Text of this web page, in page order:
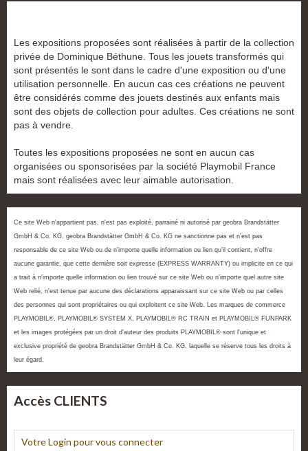
Les expositions proposées sont réalisées à partir de la collection
privée de Dominique Béthune. Tous les jouets transformés qui
sont présentés le sont dans le cadre d'une exposition ou d'une
utilisation personnelle. En aucun cas ces créations ne peuvent
être considérés comme des jouets destinés aux enfants mais
sont des objets de collection pour adultes. Ces créations ne sont
pas à vendre.
Toutes les expositions proposées ne sont en aucun cas
organisées ou sponsorisées par la société Playmobil France
mais sont réalisées avec leur aimable autorisation.
Ce site Web n'appartient pas, n'est pas exploité, parrainé ni autorisé par geobra Brandstätter
GmbH & Co. KG. geobra Brandstätter GmbH & Co. KG ne sanctionne pas et n'est pas
responsable de ce site Web ou de n'importe quelle information ou lien qu'il contient, n'offre
aucune garantie, que cette dernière soit expresse (EXPRESS WARRANTY) ou implicite en ce qui
a trait à n'importe quelle information ou lien trouvé sur ce site Web ou n'importe quel autre site
Web relié, n'est tenue par aucune des déclarations apparaissant sur ce site Web ou par celles
des personnes qui sont propriétaires ou qui exploitent ce site Web. Les marques de commerce
PLAYMOBIL®, PLAYMOBIL® SYSTEM X, PLAYMOBIL® RC TRAIN et PLAYMOBIL® FUNPARK
et les images protégées par un droit d'auteur des produits PLAYMOBIL® sont l'unique et
exclusive propriété de geobra Brandstätter GmbH & Co. KG, laquelle se réserve tous les droits à
leur égard.
Accès CLIENTS